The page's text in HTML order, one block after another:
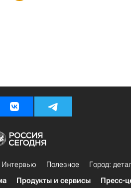
Интервью Полезное
Город:
Продукты и сервисы Пресс-